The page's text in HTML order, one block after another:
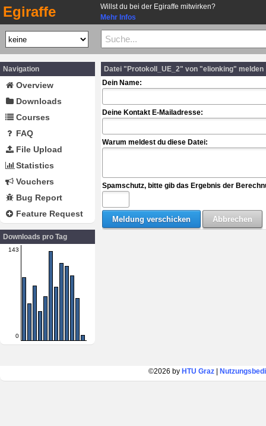
Egiraffe
Willst du bei der Egiraffe mitwirken?
Mehr Infos
Navigation
Overview
Downloads
Courses
FAQ
File Upload
Statistics
Vouchers
Bug Report
Feature Request
Downloads pro Tag
143
0
Datei "Protokoll_UE_2" von "elionking" melden
Dein Name:
Deine Kontakt E-Mailadresse:
Warum meldest du diese Datei:
Spamschutz, bitte gib das Ergebnis der
©2026 by HTU Graz|